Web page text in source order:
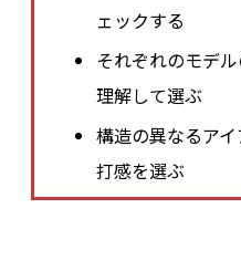
ェックする
それぞれのモデ
理解して選ぶ
構造の異なるア
打感を選ぶ